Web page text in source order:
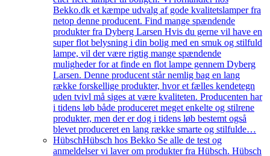
Bekko.dk et kæmpe udvalg af gode kvalitetslamper fra
netop denne producent. Find mange spændende
produkter fra Dyberg Larsen Hvis du gerne vil have en
super flot belysning i din bolig med en smuk og stilfuld
lampe, vil der være rigtig mange spændende
muligheder for at finde en flot lampe gennem Dyberg
Larsen. Denne producent står nemlig bag en lang
række forskellige produkter, hvor et fælles kendetegn
uden tvivl må siges at være kvaliteten. Producenten har
i tidens løb både produceret meget enkelte og stilrene
produkter, men der er dog i tidens løb bestemt også
blevet produceret en lang række smarte og stilfulde…
HübschHübsch hos Bekko Se alle de test og
anmeldelser vi laver om produkter fra Hübsch. Hübsch